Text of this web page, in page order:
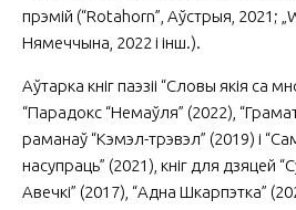
прэмій (“Rotahorn”, Аўстрыя, 2021;
Нямеччына, 2022 і інш.).
Аўтарка кніг паэзіі “Словы якія са
“Парадокс “Немаўля” (2022),
раманаў “Кэмэл-трэвэл” (2019) і
насупраць” (2021), кніг для дзяцей
Авечкі” (2017), “Адна Шкарпэтка”